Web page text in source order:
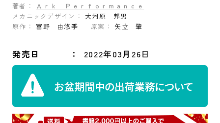
著者：
Ａｒｋ Ｐｅｒｆｏｒｍａｎｃｅ
メカニックデザイン： 大河原 邦男
原作：
富野 由悠季 原案： 矢立 肇
発売日 2022年03月26日